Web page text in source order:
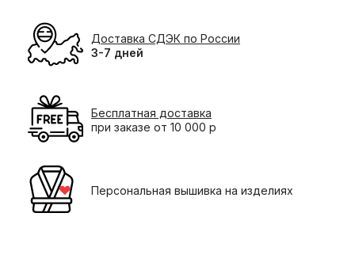
Доставка СДЭК по России
3-7 дней
Бесплатная доставка
при заказе от 10 000 р
Персональная вышивка на изделиях